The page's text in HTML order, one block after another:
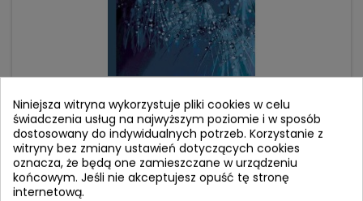
JĘZYKOWEJ
Autor: Aneta Domagała
(0)
Seria Logopedia XXI wieku
Niniejsza witryna wykorzystuje pliki cookies w celu
świadczenia usług na najwyższym poziomie i w sposób
dostosowany do indywidualnych potrzeb. Korzystanie z
witryny bez zmiany ustawień dotyczących cookies
oznacza, że będą one zamieszczane w urządzeniu
końcowym. Jeśli nie akceptujesz opuść tę stronę
internetową.